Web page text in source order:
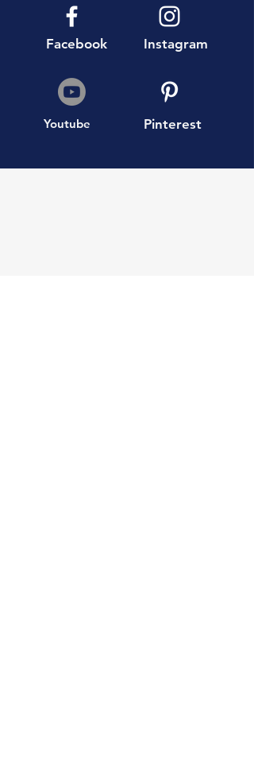
Facebook
Youtube
Instagram
Pinterest